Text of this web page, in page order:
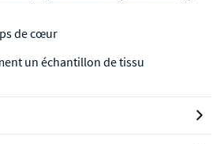
de cœur
un échantillon de tissu